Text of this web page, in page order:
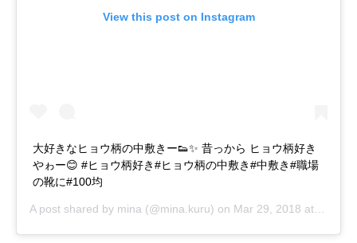
View this post on Instagram
大好きなヒョウ柄の中敷きー👟✨ 昔っから ヒョウ柄好き
やゎー😊 #ヒョウ柄好き#ヒョウ柄の中敷き#中敷き#職場
の靴に#100均
A post shared by mina (@mina.kuru) on Mar 29, 2018 at 4:33am PDT